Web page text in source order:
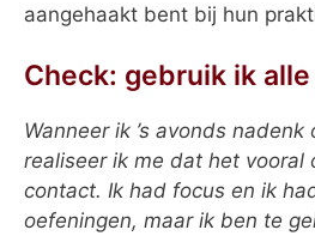
aangehaakt bent bij hun
Check: gebruik ik
Wanneer ik ’s avonds
realiseer ik me dat het vooral
contact. Ik had focus en ik
oefeningen, maar ik ben te